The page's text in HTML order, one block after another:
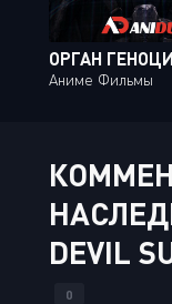
Аниме Фильмы
DEVIL
0